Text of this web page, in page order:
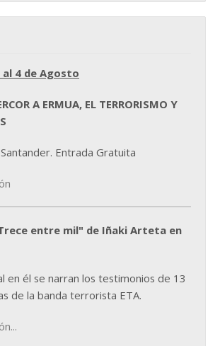
al 4 de Agosto
A ERMUA, EL TERRORISMO Y
Santander. Entrada Gratuita
entre mil" de Iñaki Arteta en
en él se narran los testimonios de 13
de la banda terrorista ETA.